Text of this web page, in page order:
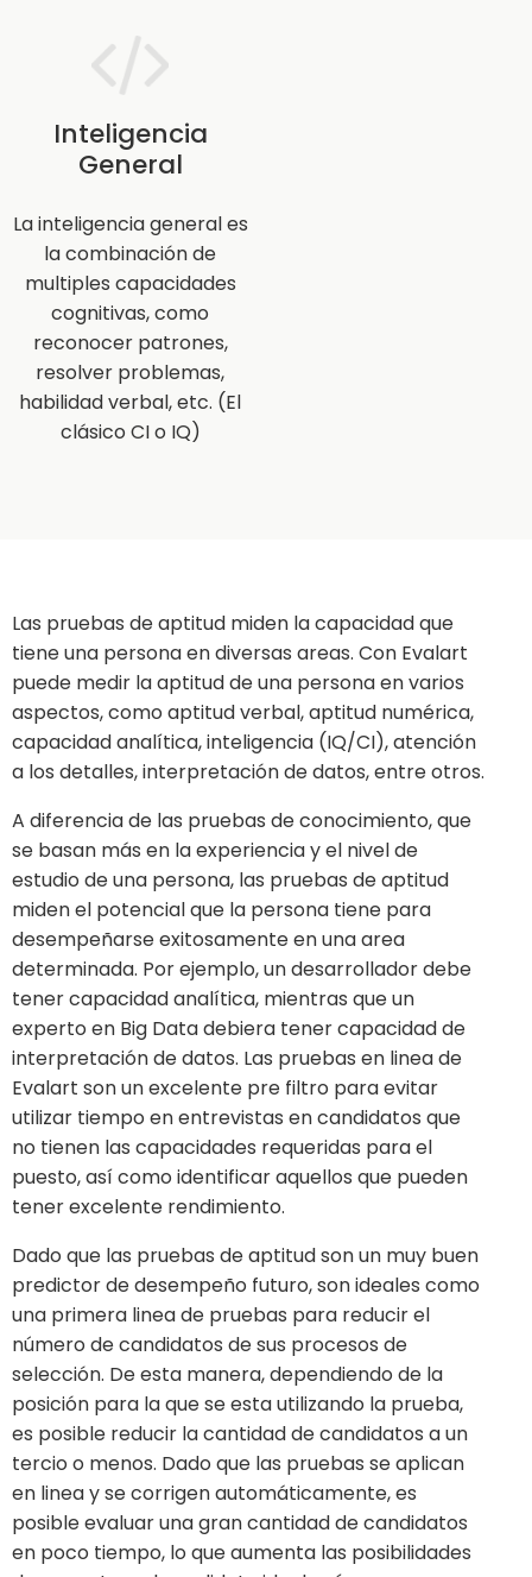
Inteligencia
General
La inteligencia general es
la combinación de
multiples capacidades
cognitivas, como
reconocer patrones,
resolver problemas,
habilidad verbal, etc. (El
clásico CI o IQ)
Las pruebas de aptitud miden la capacidad que
tiene una persona en diversas areas. Con Evalart
puede medir la aptitud de una persona en varios
aspectos, como aptitud verbal, aptitud numérica,
capacidad analítica, inteligencia (IQ/CI), atención
a los detalles, interpretación de datos, entre otros.
A diferencia de las pruebas de conocimiento, que
se basan más en la experiencia y el nivel de
estudio de una persona, las pruebas de aptitud
miden el potencial que la persona tiene para
desempeñarse exitosamente en una area
determinada. Por ejemplo, un desarrollador debe
tener capacidad analítica, mientras que un
experto en Big Data debiera tener capacidad de
interpretación de datos. Las pruebas en linea de
Evalart son un excelente pre filtro para evitar
utilizar tiempo en entrevistas en candidatos que
no tienen las capacidades requeridas para el
puesto, así como identificar aquellos que pueden
tener excelente rendimiento.
Dado que las pruebas de aptitud son un muy buen
predictor de desempeño futuro, son ideales como
una primera linea de pruebas para reducir el
número de candidatos de sus procesos de
selección. De esta manera, dependiendo de la
posición para la que se esta utilizando la prueba,
es posible reducir la cantidad de candidatos a un
tercio o menos. Dado que las pruebas se aplican
en linea y se corrigen automáticamente, es
posible evaluar una gran cantidad de candidatos
en poco tiempo, lo que aumenta las posibilidades